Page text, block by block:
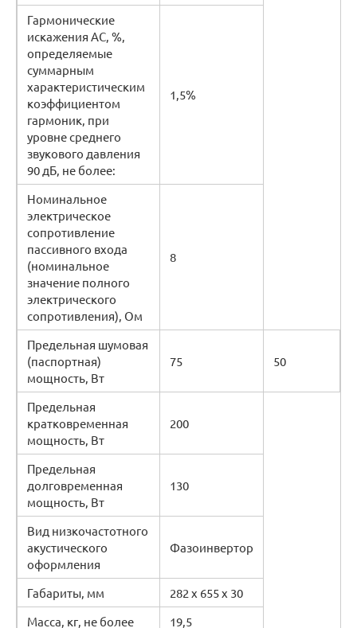
Гармонические
искажения АС, %,
определяемые
суммарным
характеристическим
коэффициентом
гармоник, при
уровне среднего
звукового давления
90 дБ, не более:
1,5%
Номинальное
электрическое
сопротивление
пассивного входа
(номинальное
значение полного
электрического
сопротивления), Ом
8
Предельная шумовая
(паспортная)
мощность, Вт
75 50
Предельная
кратковременная
мощность, Вт
200
Предельная
долговременная
мощность, Вт
130
Вид низкочастотного
акустического
оформления
Фазоинвертор
Габариты, мм
282 х 655 х 30
Масса, кг, не более
19,5